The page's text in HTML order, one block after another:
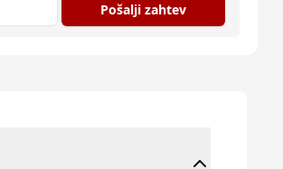
Pošalji zahtev